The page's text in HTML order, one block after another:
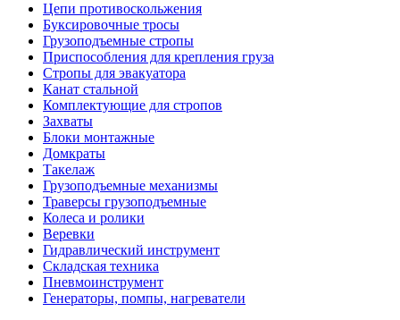
Цепи противоскольжения
Буксировочные тросы
Грузоподъемные стропы
Приспособления для крепления груза
Стропы для эвакуатора
Канат стальной
Комплектующие для стропов
Захваты
Блоки монтажные
Домкраты
Такелаж
Грузоподъемные механизмы
Траверсы грузоподъемные
Колеса и ролики
Веревки
Гидравлический инструмент
Складская техника
Пневмоинструмент
Генераторы, помпы, нагреватели